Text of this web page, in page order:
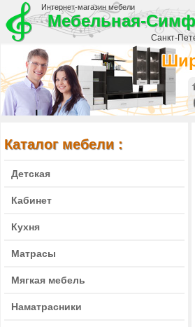
Интернет-магазин мебели
Мебельная-
Санкт-
Каталог мебели :
Детская
Кабинет
Кухня
Матрасы
Мягкая мебель
Наматрасники